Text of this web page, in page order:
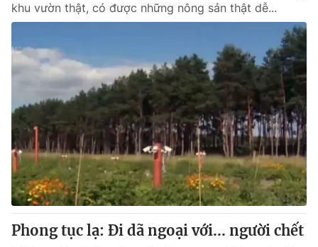
Photo Infographic
Video Shorts video
VTV Money VTV Thể thao
VTV Sức khoẻ Bất động sản
Thị trường 24h Tấm lòng Việt
VTV4 Vươn mình bằng AI
khu vườn thật, có được những nông sản thật dễ...
Phong tục lạ: Đi dã ngoại với... người chết